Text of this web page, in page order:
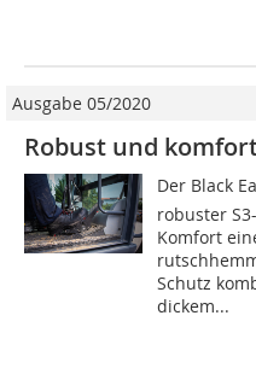
Ausgabe 05/2020
Robust und
Der Black
robuster
Komfort
Schutz
dickem...